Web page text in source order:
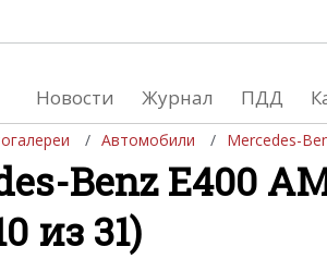
Новости Журнал ПДД
Автомобили Mercedes-
Benz E400
из 31)
Девушки